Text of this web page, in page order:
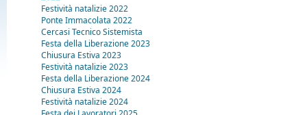
Festività natalizie 2022
Ponte Immacolata 2022
Cercasi Tecnico Sistemista
Festa della Liberazione 2023
Chiusura Estiva 2023
Festività natalizie 2023
Festa della Liberazione 2024
Chiusura Estiva 2024
Festività natalizie 2024